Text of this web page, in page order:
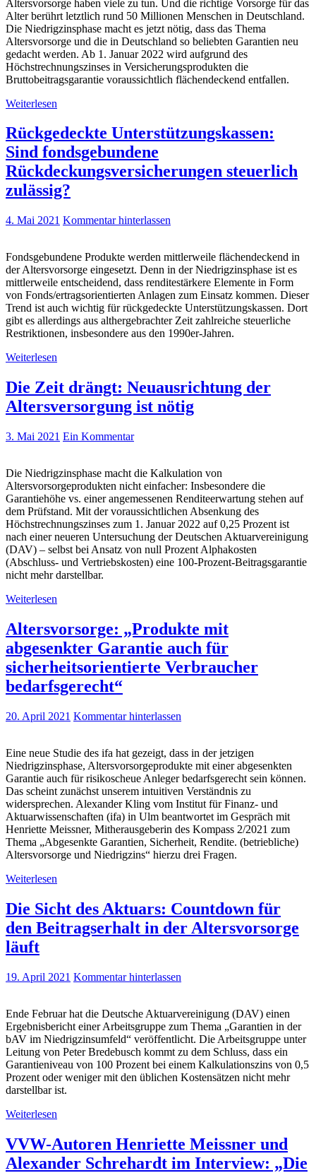
Altersvorsorge haben viele zu tun. Und die richtige Vorsorge für das
Alter berührt letztlich rund 50 Millionen Menschen in Deutschland.
Die Niedrigzinsphase macht es jetzt nötig, dass das Thema
Altersvorsorge und die in Deutschland so beliebten Garantien neu
gedacht werden. Ab 1. Januar 2022 wird aufgrund des
Höchstrechnungszinses in Versicherungsprodukten die
Bruttobeitragsgarantie voraussichtlich flächendeckend entfallen.
Weiterlesen
Rückgedeckte Unterstützungskassen:
Sind fondsgebundene
Rückdeckungsversicherungen steuerlich
zulässig?
4. Mai 2021 Kommentar hinterlassen
Fondsgebundene Produkte werden mittlerweile flächendeckend in
der Altersvorsorge eingesetzt. Denn in der Niedrigzinsphase ist es
mittlerweile entscheidend, dass renditestärkere Elemente in Form
von Fonds/ertragsorientierten Anlagen zum Einsatz kommen. Dieser
Trend ist auch wichtig für rückgedeckte Unterstützungskassen. Dort
gibt es allerdings aus althergebrachter Zeit zahlreiche steuerliche
Restriktionen, insbesondere aus den 1990er-Jahren.
Weiterlesen
Die Zeit drängt: Neuausrichtung der
Altersversorgung ist nötig
3. Mai 2021 Ein Kommentar
Die Niedrigzinsphase macht die Kalkulation von
Altersvorsorgeprodukten nicht einfacher: Insbesondere die
Garantiehöhe vs. einer angemessenen Renditeerwartung stehen auf
dem Prüfstand. Mit der voraussichtlichen Absenkung des
Höchstrechnungszinses zum 1. Januar 2022 auf 0,25 Prozent ist
nach einer neueren Untersuchung der Deutschen Aktuarvereinigung
(DAV) – selbst bei Ansatz von null Prozent Alphakosten
(Abschluss- und Vertriebskosten) eine 100-Prozent-Beitragsgarantie
nicht mehr darstellbar.
Weiterlesen
Altersvorsorge: „Produkte mit
abgesenkter Garantie auch für
sicherheitsorientierte Verbraucher
bedarfsgerecht“
20. April 2021 Kommentar hinterlassen
Eine neue Studie des ifa hat gezeigt, dass in der jetzigen
Niedrigzinsphase, Altersvorsorgeprodukte mit einer abgesenkten
Garantie auch für risikoscheue Anleger bedarfsgerecht sein können.
Das scheint zunächst unserem intuitiven Verständnis zu
widersprechen. Alexander Kling vom Institut für Finanz- und
Aktuarwissenschaften (ifa) in Ulm beantwortet im Gespräch mit
Henriette Meissner, Mitherausgeberin des Kompass 2/2021 zum
Thema „Abgesenkte Garantien, Sicherheit, Rendite. (betriebliche)
Altersvorsorge und Niedrigzins“ hierzu drei Fragen.
Weiterlesen
Die Sicht des Aktuars: Countdown für
den Beitragserhalt in der Altersvorsorge
läuft
19. April 2021 Kommentar hinterlassen
Ende Februar hat die Deutsche Aktuarvereinigung (DAV) einen
Ergebnisbericht einer Arbeitsgruppe zum Thema „Garantien in der
bAV im Niedrigzinsumfeld“ veröffentlicht. Die Arbeitsgruppe unter
Leitung von Peter Bredebusch kommt zu dem Schluss, dass ein
Garantieniveau von 100 Prozent bei einem Kalkulationszins von 0,5
Prozent oder weniger mit den üblichen Kostensätzen nicht mehr
darstellbar ist.
Weiterlesen
VVW-Autoren Henriette Meissner und
Alexander Schrehardt im Interview: „Die